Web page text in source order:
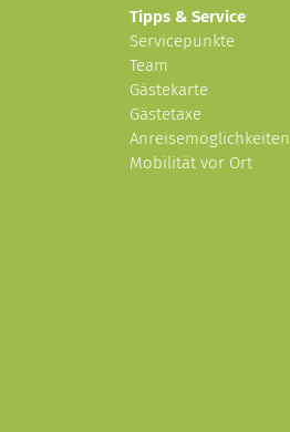
Tipps & Service
Servicepunkte
Team
Gästekarte
Gästetaxe
Anreisemöglichkeiten
Mobilität vor Ort